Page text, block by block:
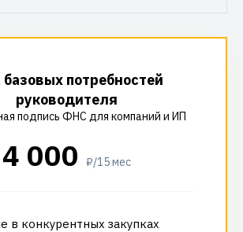
потребностей
руководителя
подпись ФНС для компаний и ИП
4 000 ₽/15 мес
в конкурентных закупках